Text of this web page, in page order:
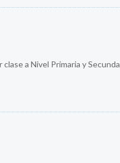
a Nivel Primaria y